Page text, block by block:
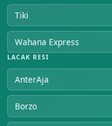
Tiki
Wahana Express
LACAK RESI
AnterAja
Borzo